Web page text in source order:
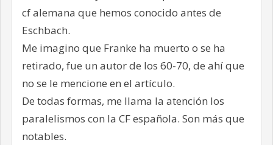
cf alemana que hemos conocido antes de
Eschbach.
Me imagino que Franke ha muerto o se ha
retirado, fue un autor de los 60-70, de ahí que
no se le mencione en el artículo.
De todas formas, me llama la atención los
paralelismos con la CF española. Son más que
notables.